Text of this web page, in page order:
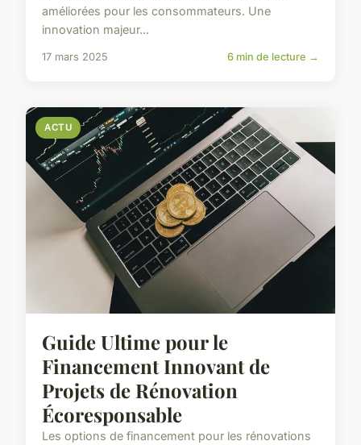
améliorées pour les consommateurs. Une
innovation majeur...
17 mars 2025 6 min de lecture →
ACTU
Guide Ultime pour le
Financement Innovant de
Projets de Rénovation
Écoresponsable
Les options de financement pour les rénovations